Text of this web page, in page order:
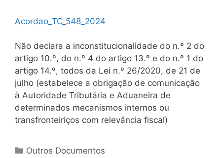
Acordao_TC_548_2024
Não declara a inconstitucionalidade do n.º 2 do
artigo 10.º, do n.º 4 do artigo 13.º e do n.º 1 do
artigo 14.º, todos da Lei n.º 26/2020, de 21 de
julho (estabelece a obrigação de comunicação
à Autoridade Tributária e Aduaneira de
determinados mecanismos internos ou
transfronteiriços com relevância fiscal)
Categorias
Outros Documentos